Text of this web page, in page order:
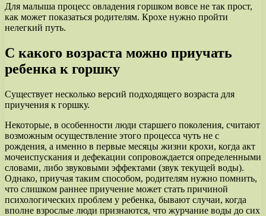
Для малыша процесс овладения горшком вовсе не так прост,
как может показаться родителям. Крохе нужно пройти
нелегкий путь.
С какого возраста можно приучать
ребенка к горшку
Существует несколько версий подходящего возраста для
приучения к горшку.
Некоторые, в особенности люди старшего поколения, считают
возможным осуществление этого процесса чуть не с
рождения, а именно в первые месяцы жизни крохи, когда акт
мочеиспускания и дефекации сопровождается определенными
словами, либо звуковыми эффектами (звук текущей воды).
Однако, приучая таким способом, родителям нужно помнить,
что слишком раннее приучение может стать причиной
психологических проблем у ребенка, бывают случаи, когда
вполне взрослые люди признаются, что журчание воды до сих